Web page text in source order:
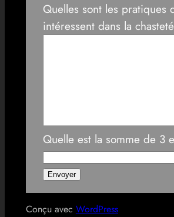
Quelles sont les pratiques
intéressent dans la
Quelle est la somme de 3
Conçu avec WordPress